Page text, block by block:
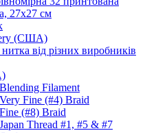
27х27 см
(США)
від різних виробників
Filament
Fine (#4) Braid
(#8) Braid
Thread #1, #5 & #7